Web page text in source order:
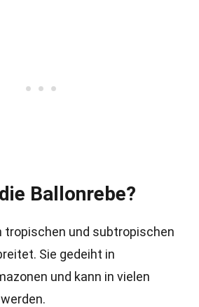
Ballonrebe?
tropischen und subtropischen
Sie gedeiht in
und kann in vielen